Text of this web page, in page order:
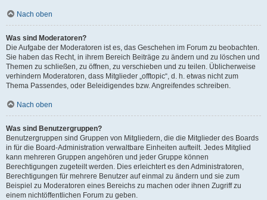
Nach oben
Was sind Moderatoren?
Die Aufgabe der Moderatoren ist es, das Geschehen im Forum zu beobachten.
Sie haben das Recht, in ihrem Bereich Beiträge zu ändern und zu löschen und
Themen zu schließen, zu öffnen, zu verschieben und zu teilen. Üblicherweise
verhindern Moderatoren, dass Mitglieder „offtopic“, d. h. etwas nicht zum
Thema Passendes, oder Beleidigendes bzw. Angreifendes schreiben.
Nach oben
Was sind Benutzergruppen?
Benutzergruppen sind Gruppen von Mitgliedern, die die Mitglieder des Boards
in für die Board-Administration verwaltbare Einheiten aufteilt. Jedes Mitglied
kann mehreren Gruppen angehören und jeder Gruppe können
Berechtigungen zugeteilt werden. Dies erleichtert es den Administratoren,
Berechtigungen für mehrere Benutzer auf einmal zu ändern und sie zum
Beispiel zu Moderatoren eines Bereichs zu machen oder ihnen Zugriff zu
einem nichtöffentlichen Forum zu geben.